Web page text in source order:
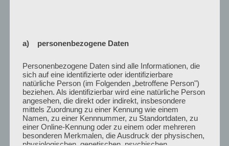
über waren, ging es im Dezember nochmal nach
Dänemark für einen kleinen Angelurlaub.
In der ersten Woche war das Wetter sehr kalt und
trocken, so das es am Anfang recht schwierig war
Fische zu fangen. Aber zu unserem Glück haben wir
mehrmals das richtige Gewässer gefunden und
konnten Forellen und am Strand Dorsche und
a) personenbezogene Daten
Personenbezogene Daten sind alle Informationen, die
sich auf eine identifizierte oder identifizierbare
natürliche Person (im Folgenden „betroffene Person")
beziehen. Als identifizierbar wird eine natürliche Person
angesehen, die direkt oder indirekt, insbesondere
mittels Zuordnung zu einer Kennung wie einem
Namen, zu einer Kennnummer, zu Standortdaten, zu
einer Online-Kennung oder zu einem oder mehreren
besonderen Merkmalen, die Ausdruck der physischen,
physiologischen, genetischen, psychischen,